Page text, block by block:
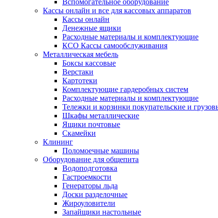
Вспомогательное оборудование
Кассы онлайн и все для кассовых аппаратов
Кассы онлайн
Денежные ящики
Расходные материалы и комплектующие
КСО Кассы самообслуживания
Металлическая мебель
Боксы кассовые
Верстаки
Картотеки
Комплектующие гардеробных систем
Расходные материалы и комплектующие
Тележки и корзинки покупательские и
Шкафы металлические
Ящики почтовые
Скамейки
Клининг
Поломоечные машины
Оборудование для общепита
Водоподготовка
Гастроемкости
Генераторы льда
Доски разделочные
Жироуловители
Запайщики настольные